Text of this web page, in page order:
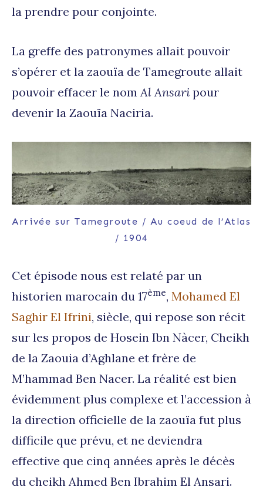
la prendre pour conjointe.
La greffe des patronymes allait pouvoir
s’opérer et la zaouïa de Tamegroute allait
pouvoir effacer le nom Al Ansari pour
devenir la Zaouïa Naciria.
Arrivée sur Tamegroute / Au coeud de l’Atlas
/ 1904
Cet épisode nous est relaté par un
historien marocain du 17ème, Mohamed El
Saghir El Ifrini, siècle, qui repose son récit
sur les propos de Hosein Ibn Nàcer, Cheikh
de la Zaouia d’Aghlane et frère de
M’hammad Ben Nacer. La réalité est bien
évidemment plus complexe et l’accession à
la direction officielle de la zaouïa fut plus
difficile que prévu, et ne deviendra
effective que cinq années après le décès
du cheikh Ahmed Ben Ibrahim El Ansari.